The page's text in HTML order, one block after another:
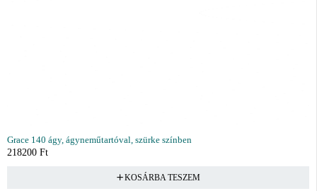
Grace 140 ágy, ágyneműtartóval, szürke színben
218200 Ft
KOSÁRBA TESZEM